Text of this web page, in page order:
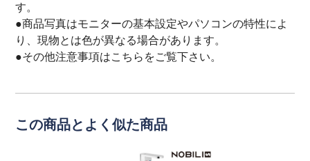
す。
●商品写真はモニターの基本設定やパソコンの特性によ
り、現物とは色が異なる場合があります。
●その他注意事項はこちら をご覧下さい。
この商品とよく似た商品